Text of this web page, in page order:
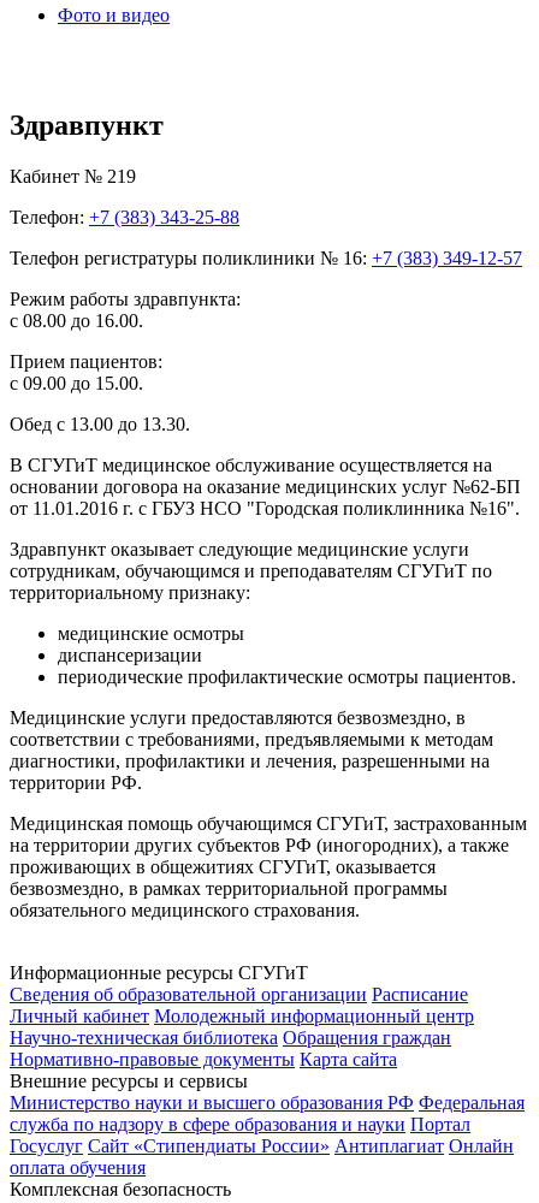
Фото и видео
Здравпункт
Кабинет № 219
Телефон: +7 (383) 343-25-88
Телефон регистратуры поликлиники № 16: +7 (383) 349-12-57
Режим работы здравпункта:
с 08.00 до 16.00.
Прием пациентов:
с 09.00 до 15.00.
Обед с 13.00 до 13.30.
В СГУГиТ медицинское обслуживание осуществляется на
основании договора на оказание медицинских услуг №62-БП
от 11.01.2016 г. с ГБУЗ НСО "Городская поликлинника №16".
Здравпункт оказывает следующие медицинские услуги
сотрудникам, обучающимся и преподавателям СГУГиТ по
территориальному признаку:
медицинские осмотры
диспансеризации
периодические профилактические осмотры пациентов.
Медицинские услуги предоставляются безвозмездно, в
соответствии с требованиями, предъявляемыми к методам
диагностики, профилактики и лечения, разрешенными на
территории РФ.
Медицинская помощь обучающимся СГУГиТ, застрахованным
на территории других субъектов РФ (иногородних), а также
проживающих в общежитиях СГУГиТ, оказывается
безвозмездно, в рамках территориальной программы
обязательного медицинского страхования.
Информационные ресурсы СГУГиТ
Сведения об образовательной организации Расписание
Личный кабинет Молодежный информационный центр
Научно-техническая библиотека Обращения граждан
Нормативно-правовые документы Карта сайта
Внешние ресурсы и сервисы
Министерство науки и высшего образования РФ Федеральная
служба по надзору в сфере образования и науки Портал
Госуслуг Сайт «Стипендиаты России» Антиплагиат Онлайн
оплата обучения
Комплексная безопасность